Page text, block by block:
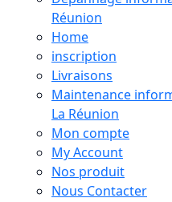
Réunion
Home
inscription
Livraisons
Maintenance
La Réunion
Mon compte
My Account
Nos produit
Nous Contacter